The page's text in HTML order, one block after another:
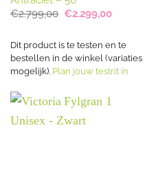
€2.799,00 Oorspronkelijke
€2.799,00.
€2.299,00Huidige
Dit product is te testen en te
bestellen in de winkel (variaties
mogelijk). Plan jouw testrit in